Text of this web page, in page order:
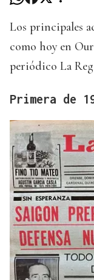
Los principales
como hoy en
periódico La
Primera de